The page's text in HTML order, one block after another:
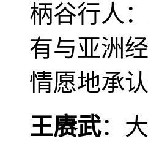
柄谷行人
有与亚洲
情愿地承
王赓武：